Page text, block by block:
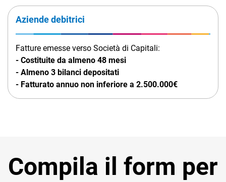
Aziende debitrici
Fatture emesse verso Società di Capitali:
- Costituite da almeno 48 mesi
- Almeno 3 bilanci depositati
- Fatturato annuo non inferiore a 2.500.000€
Compila il form per